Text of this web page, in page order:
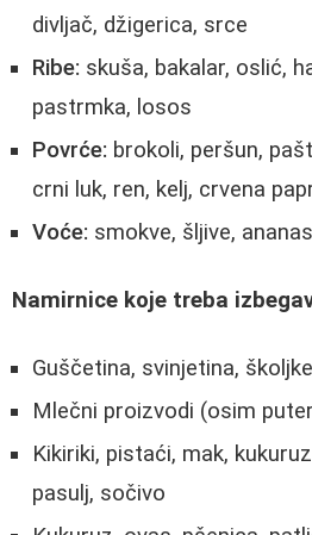
divljač, džigerica, srce
Ribe: skuša, bakalar, oslić,
pastrmka, losos
Povrće: brokoli, peršun,
crni luk, ren, kelj, crvena
Voće: smokve, šljive,
Namirnice koje treba
Guščetina, svinjetina,
Mlečni proizvodi (osim
Kikiriki, pistaći, mak,
pasulj, sočivo